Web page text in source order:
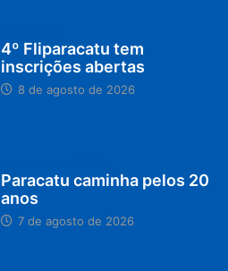
4º Fliparacatu tem
inscrições abertas
8 de agosto de 2026
Paracatu caminha pelos 20
anos
7 de agosto de 2026